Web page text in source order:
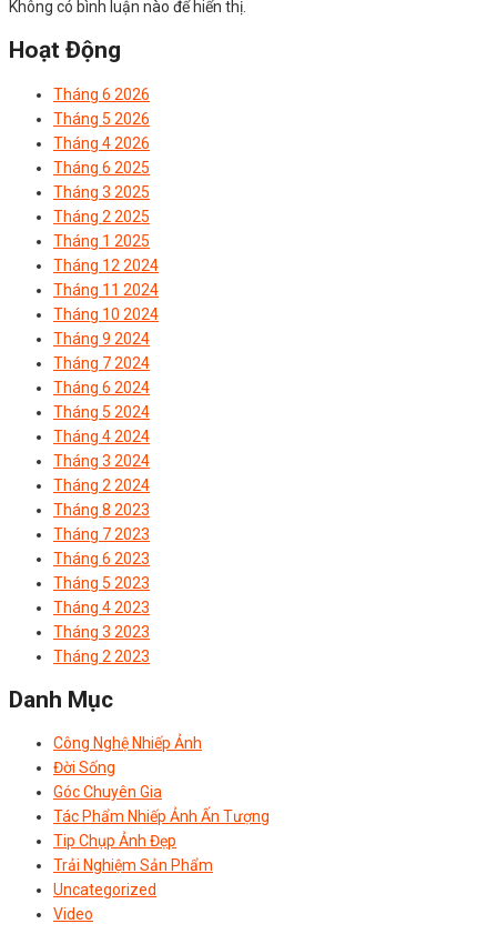
Không có bình luận nào để hiển thị.
Hoạt Động
Tháng 6 2026
Tháng 5 2026
Tháng 4 2026
Tháng 6 2025
Tháng 3 2025
Tháng 2 2025
Tháng 1 2025
Tháng 12 2024
Tháng 11 2024
Tháng 10 2024
Tháng 9 2024
Tháng 7 2024
Tháng 6 2024
Tháng 5 2024
Tháng 4 2024
Tháng 3 2024
Tháng 2 2024
Tháng 8 2023
Tháng 7 2023
Tháng 6 2023
Tháng 5 2023
Tháng 4 2023
Tháng 3 2023
Tháng 2 2023
Danh Mục
Công Nghệ Nhiếp Ảnh
Đời Sống
Góc Chuyên Gia
Tác Phẩm Nhiếp Ảnh Ấn Tượng
Tip Chụp Ảnh Đẹp
Trải Nghiệm Sản Phẩm
Uncategorized
Video